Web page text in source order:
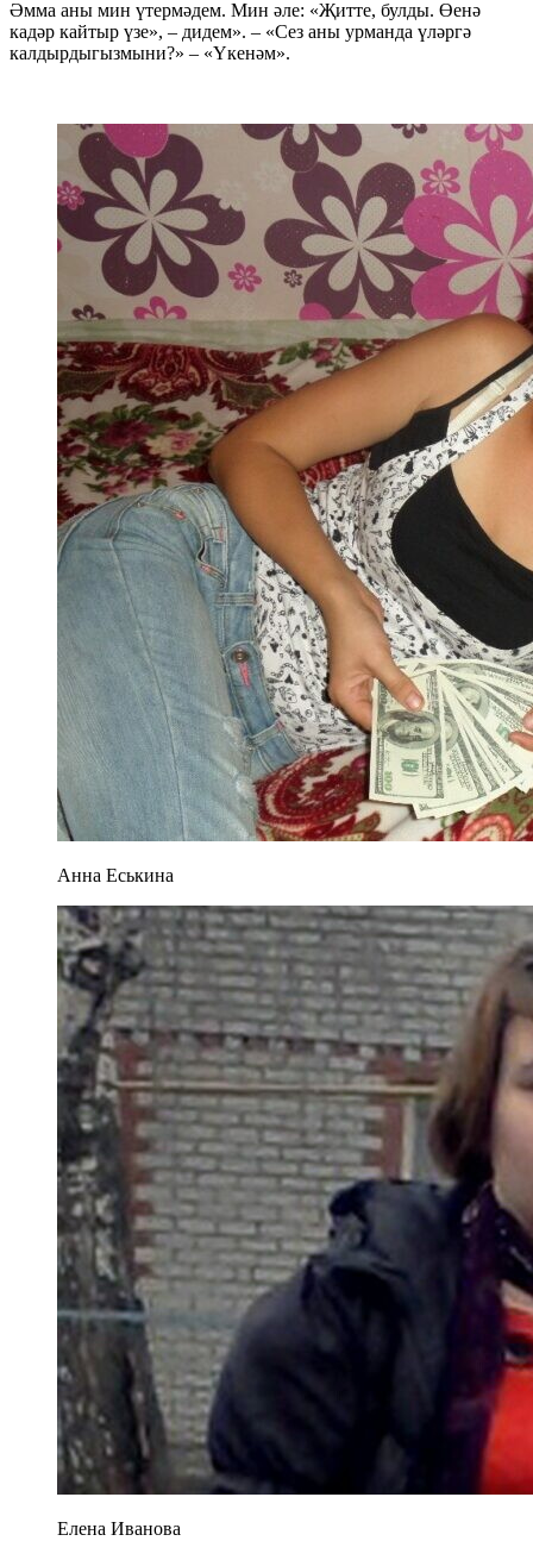
Әмма аны мин үтермәдем. Мин әле: «Җитте, булды. Өенә
кадәр кайтыр үзе», – дидем». – «Сез аны урманда үләргә
калдырдыгызмыни?» – «Үкенәм».
Анна Еськина
Елена Иванова